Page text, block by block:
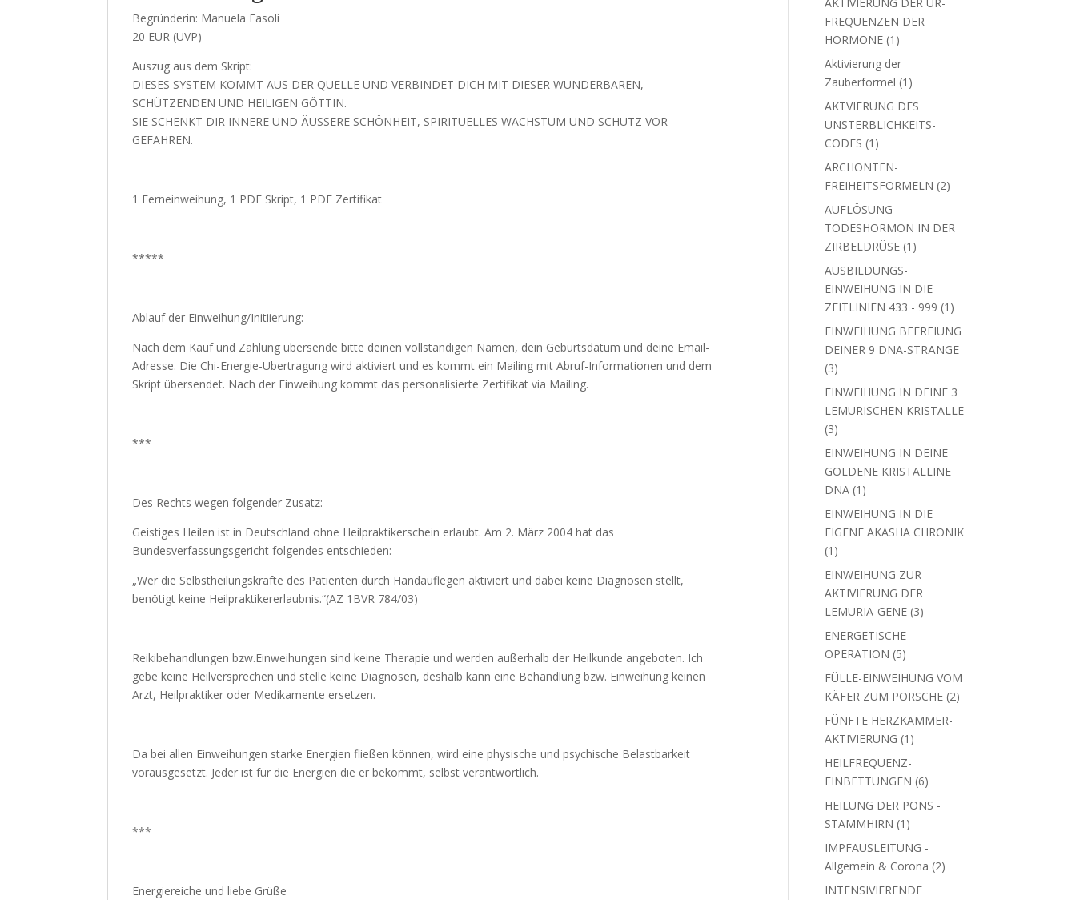
Begründerin: Manuela Fasoli
20 EUR (UVP)
Auszug aus dem Skript:
DIESES SYSTEM KOMMT AUS DER QUELLE UND VERBINDET DICH MIT DIESER WUNDERBAREN,
SCHÜTZENDEN UND HEILIGEN GÖTTIN.
SIE SCHENKT DIR INNERE UND ÄUSSERE SCHÖNHEIT, SPIRITUELLES WACHSTUM UND SCHUTZ VOR
GEFAHREN.
1 Ferneinweihung, 1 PDF Skript, 1 PDF Zertifikat
*****
Ablauf der Einweihung/Initiierung:
Nach dem Kauf und Zahlung übersende bitte deinen vollständigen Namen, dein Geburtsdatum und deine Email-
Adresse. Die Chi-Energie-Übertragung wird aktiviert und es kommt ein Mailing mit Abruf-Informationen und dem
Skript übersendet. Nach der Einweihung kommt das personalisierte Zertifikat via Mailing.
***
Des Rechts wegen folgender Zusatz:
Geistiges Heilen ist in Deutschland ohne Heilpraktikerschein erlaubt. Am 2. März 2004 hat das
Bundesverfassungsgericht folgendes entschieden:
„Wer die Selbstheilungskräfte des Patienten durch Handauflegen aktiviert und dabei keine Diagnosen stellt,
benötigt keine Heilpraktikererlaubnis.“(AZ 1BVR 784/03)
Reikibehandlungen bzw.Einweihungen sind keine Therapie und werden außerhalb der Heilkunde angeboten. Ich
gebe keine Heilversprechen und stelle keine Diagnosen, deshalb kann eine Behandlung bzw. Einweihung keinen
Arzt, Heilpraktiker oder Medikamente ersetzen.
Da bei allen Einweihungen starke Energien fließen können, wird eine physische und psychische Belastbarkeit
vorausgesetzt. Jeder ist für die Energien die er bekommt, selbst verantwortlich.
***
Energiereiche und liebe Grüße
FREQUENZEN DER
HORMONE 1 1
Aktivierung der
Zauberformel 1 1
Produkt
AKTVIERUNG DES
UNSTERBLICHKEITS-
CODES 1 1
Produkt
ARCHONTEN-
FREIHEITSFORMELN 22
AUFLÖSUNG
TODESHORMON IN DER
ZIRBELDRÜSE 1 1
AUSBILDUNGS-
EINWEIHUNG IN DIE
ZEITLINIEN 433 - 999 1 1
Produkt
EINWEIHUNG BEFREIUNG
DEINER 9 DNA-STRÄNGE
33
Produkte
EINWEIHUNG IN DEINE 3
LEMURISCHEN KRISTALLE
33
Produkte
EINWEIHUNG IN DEINE
GOLDENE KRISTALLINE
DNA 1 1
Produkt
EINWEIHUNG IN DIE
EIGENE AKASHA CHRONIK
1 1
Produkt
EINWEIHUNG ZUR
AKTIVIERUNG DER
LEMURIA-GENE 33
ENERGETISCHE
OPERATION 55
Produkte
FÜLLE-EINWEIHUNG VOM
KÄFER ZUM PORSCHE 22
FÜNFTE HERZKAMMER-
AKTIVIERUNG 1 1
HEILFREQUENZ-
EINBETTUNGEN 66
Produkte
HEILUNG DER PONS -
STAMMHIRN 1 1
Produkt
IMPFAUSLEITUNG -
Allgemein & Corona 22
INTENSIVIERENDE